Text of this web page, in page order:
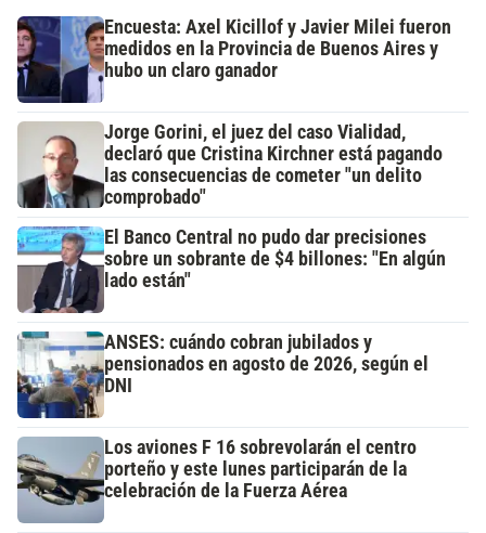
Encuesta: Axel Kicillof y Javier Milei fueron
medidos en la Provincia de Buenos Aires y
hubo un claro ganador
Jorge Gorini, el juez del caso Vialidad,
declaró que Cristina Kirchner está pagando
las consecuencias de cometer "un delito
comprobado"
El Banco Central no pudo dar precisiones
sobre un sobrante de $4 billones: "En algún
lado están"
ANSES: cuándo cobran jubilados y
pensionados en agosto de 2026, según el
DNI
Los aviones F 16 sobrevolarán el centro
porteño y este lunes participarán de la
celebración de la Fuerza Aérea